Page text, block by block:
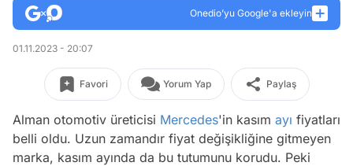
Onedio’yu Google'a ekleyin
01.11.2023 - 20:07
Favori Yorum Yap Paylaş
Alman otomotiv üreticisi Mercedes'in kasım ayı fiyatları
belli oldu. Uzun zamandır fiyat değişikliğine gitmeyen
marka, kasım ayında da bu tutumunu korudu. Peki